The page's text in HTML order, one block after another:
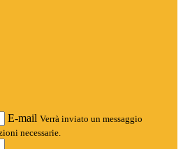
E-mail Verrà inviato un messaggio
necessarie.